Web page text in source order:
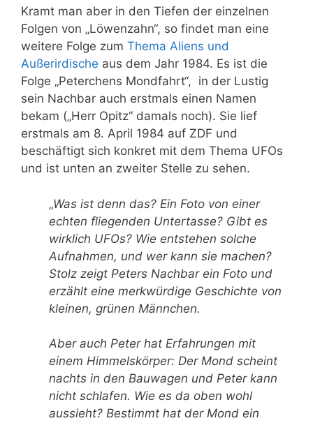
Kramt man aber in den Tiefen der einzelnen
Folgen von „Löwenzahn“, so findet man eine
weitere Folge zum Thema Aliens und
Außerirdische aus dem Jahr 1984. Es ist die
Folge „Peterchens Mondfahrt“, in der Lustig
sein Nachbar auch erstmals einen Namen
bekam („Herr Opitz“ damals noch). Sie lief
erstmals am 8. April 1984 auf ZDF und
beschäftigt sich konkret mit dem Thema UFOs
und ist unten an zweiter Stelle zu sehen.
„Was ist denn das? Ein Foto von einer
echten fliegenden Untertasse? Gibt es
wirklich UFOs? Wie entstehen solche
Aufnahmen, und wer kann sie machen?
Stolz zeigt Peters Nachbar ein Foto und
erzählt eine merkwürdige Geschichte von
kleinen, grünen Männchen.
Aber auch Peter hat Erfahrungen mit
einem Himmelskörper: Der Mond scheint
nachts in den Bauwagen und Peter kann
nicht schlafen. Wie es da oben wohl
aussieht? Bestimmt hat der Mond ein